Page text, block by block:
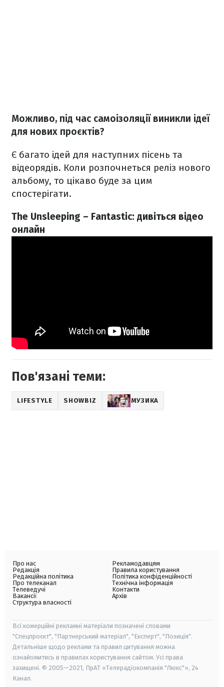
Можливо, під час самоізоляції виникли ідеї
для нових проєктів?
Є багато ідей для наступних пісень та
відеорядів. Коли розпочнеться реліз нового
альбому, то цікаво буде за цим
спостерігати.
The Unsleeping – Fantastic: дивіться відео
онлайн
Пов'язані теми:
LIFESTYLE SHOWBIZ МУЗИКА
Про нас
Редакція
Редакційна політика
Про телеканал
Телеведучі
Вакансії
Структура власності
Рекламодавцям
Правила користування
Політика конфіденційності
Технічна інформація
Контакти
Архів
Всі комерційні рекламні матеріали позначені словами
"Спецпроєкт", "Партнерський матеріал", "Експерт", "Позиція".
Детальніше щодо реклами та правил цитування можна
ознайомитись в правилах користування сайтом. Усі права
захищені. © 2005—2021, ПрАТ «Телерадіокомпанія "Люкс"», 24
Канал.